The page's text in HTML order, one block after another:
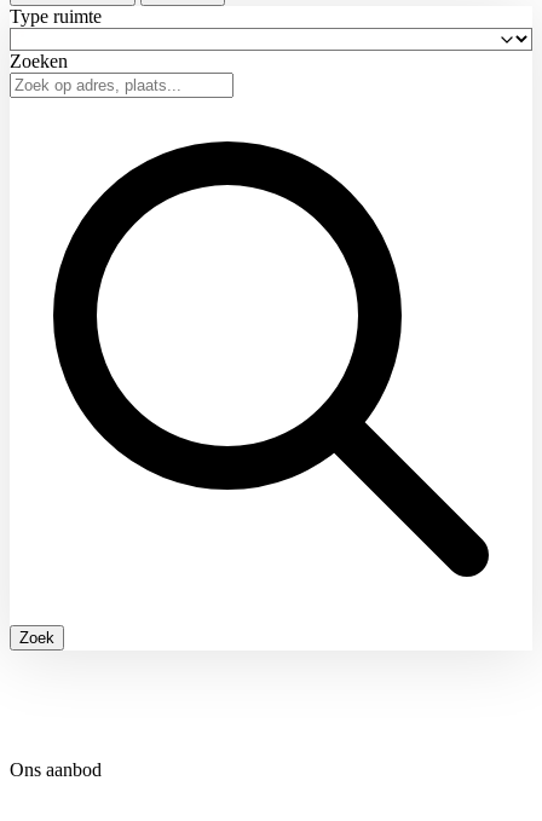
Type ruimte
Zoeken
Zoek
Ons aanbod